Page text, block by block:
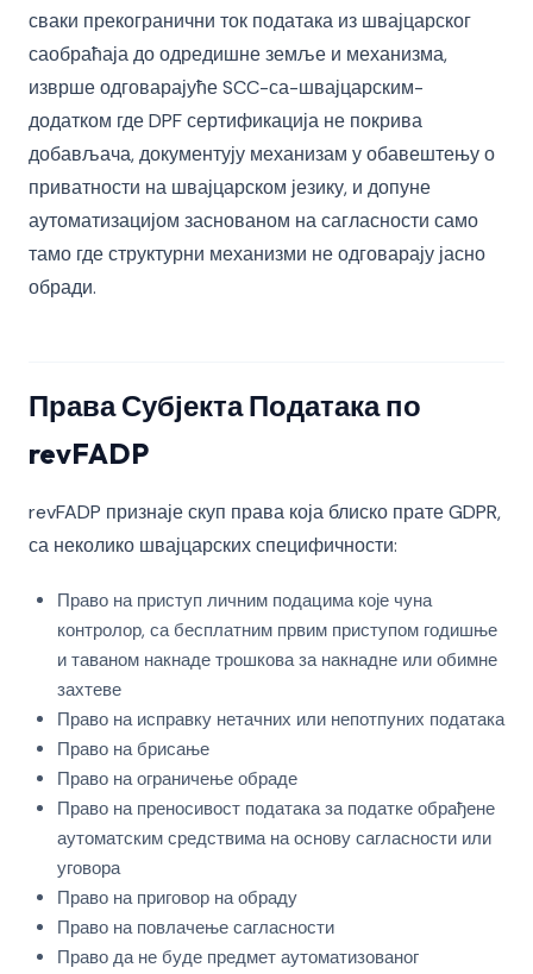
сваки прекогранични ток података из швајцарског
саобраћаја до одредишне земље и механизма,
изврше одговарајуће SCC-са-швајцарским-
додатком где DPF сертификација не покрива
добављача, документују механизам у обавештењу о
приватности на швајцарском језику, и допуне
аутоматизацијом заснованом на сагласности само
тамо где структурни механизми не одговарају јасно
обради.
Права Субјекта Података по
revFADP
revFADP признаје скуп права која блиско прате GDPR,
са неколико швајцарских специфичности:
Право на приступ личним подацима које чуна
контролор, са бесплатним првим приступом годишње
и таваном накнаде трошкова за накнадне или обимне
захтеве
Право на исправку нетачних или непотпуних података
Право на брисање
Право на ограничење обраде
Право на преносивост података за податке обрађене
аутоматским средствима на основу сагласности или
уговора
Право на приговор на обраду
Право на повлачење сагласности
Право да не буде предмет аутоматизованог